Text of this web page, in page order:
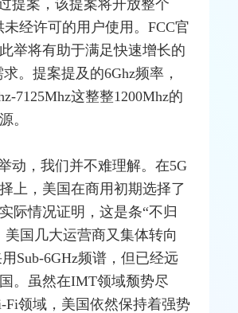
提案，该提案将开放整个
未经许可的用户使用。FCC官
举将有助于满足快速增长的
。提案提及的6Ghz频率，
7125Mhz这整整1200Mhz的
。
动，我们并不难理解。在5G
上，美国在商用初期选择了
际情况证明，这是条“不归
美国几大运营商又集体转向
Sub-6GHz频谱，但已经远
。虽然在IMT领域颓势尽
Fi领域，美国依然保持着强势